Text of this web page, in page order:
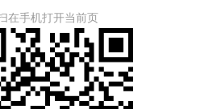
在手机打开当前页